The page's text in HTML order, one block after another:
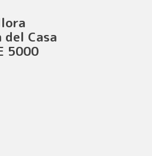
Casa
5000